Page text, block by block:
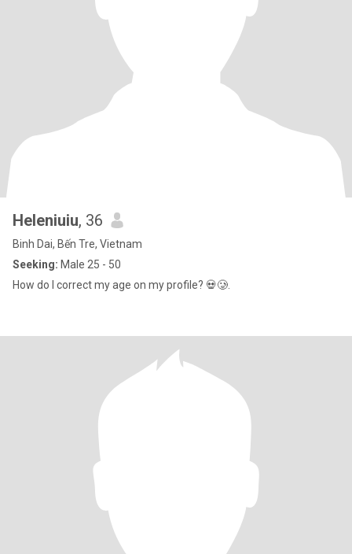
Heleniuiu, 36
Binh Dai, Bến Tre, Vietnam
Seeking: Male 25 - 50
How do I correct my age on my profile? 💀🥲.